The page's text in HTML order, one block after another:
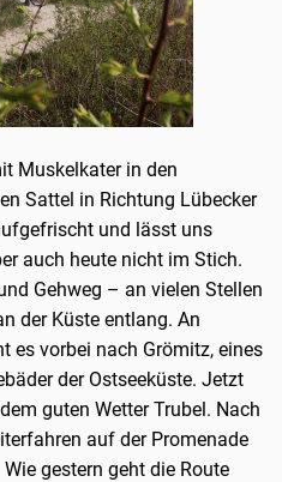
Muskelkater in den
Sattel in Richtung Lübecker
und lässt uns
auch heute nicht im Stich.
Gehweg – an vielen Stellen
der Küste entlang. An
es vorbei nach Grömitz, eines
der Ostseeküste. Jetzt
guten Wetter Trubel. Nach
auf der Promenade
gestern geht die Route